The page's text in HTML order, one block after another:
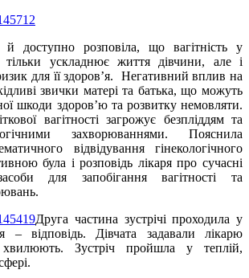
й доступно розповіла, що вагітність у
ускладнює життя дівчини, але і
для її здоров’я. Негативний вплив на
звички матері та батька, що можуть
шкоди здоров’ю та розвитку немовляти.
вагітності загрожує безпліддям та
захворюваннями. Пояснила
відвідування гінекологічного
була і розповідь лікаря про сучасні
для запобігання вагітності та
Друга частина зустрічі проходила у
– відповідь. Дівчата задавали лікарю
Зустріч пройшла у теплій,